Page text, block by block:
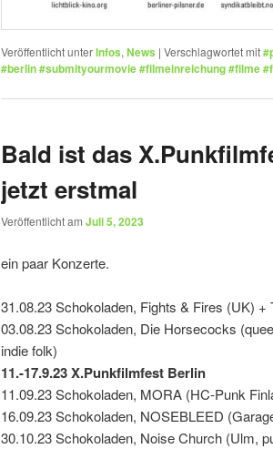
Veröffentlicht unterInfos, News | Verschlagwortet mit
#berlin #submityourmovie #filmeinreichung #filme
Bald ist das
jetzt erstmal
Veröffentlicht am Juli 5, 2023
ein paar Konzerte.
31.08.23 Schokoladen, Fights & Fires (UK)
03.08.23 Schokoladen, Die Horsecocks
indie folk)
11.-17.9.23 X.Punkfilmfest Berlin
11.09.23 Schokoladen, MORA (HC-Punk
16.09.23 Schokoladen, NOSEBLEED
30.10.23 Schokoladen, Noise Church (Ulm,